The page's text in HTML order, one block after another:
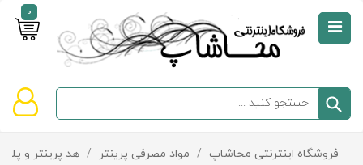
0
صفحه
دسته‌بندی
سبد
فروشگاه اینترنتی محاشاپ / مواد مصرفی پرینتر / هد پرینتر و پلاتر